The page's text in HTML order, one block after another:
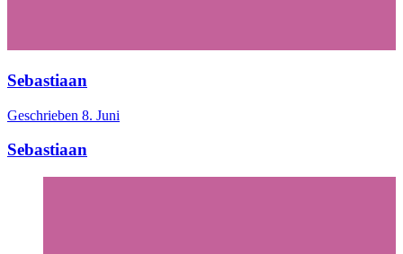
Sebastiaan
Geschrieben 8. Juni
Sebastiaan